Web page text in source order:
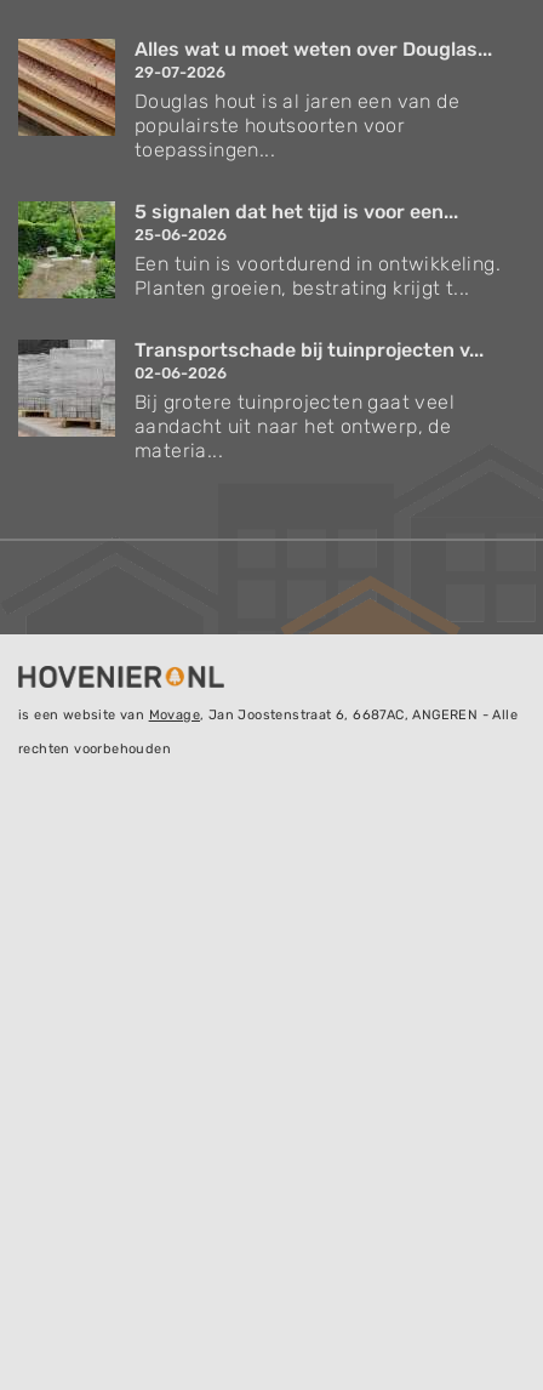
Alles wat u moet weten over Douglas...
29-07-2026
Douglas hout is al jaren een van de
populairste houtsoorten voor
toepassingen...
5 signalen dat het tijd is voor een...
25-06-2026
Een tuin is voortdurend in ontwikkeling.
Planten groeien, bestrating krijgt t...
Transportschade bij tuinprojecten v...
02-06-2026
Bij grotere tuinprojecten gaat veel
aandacht uit naar het ontwerp, de
materia...
is een website van Movage, Jan Joostenstraat 6, 6687AC, ANGEREN - Alle
rechten voorbehouden